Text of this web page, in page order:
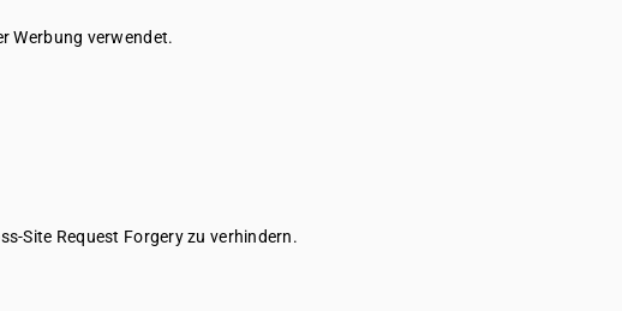
Werbung verwendet.
Site Request Forgery zu verhindern.